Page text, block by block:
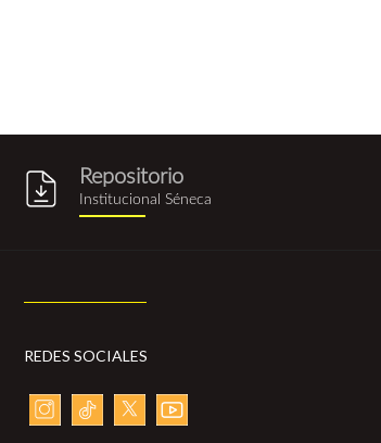
Repositorio
Institucional Séneca
REDES SOCIALES